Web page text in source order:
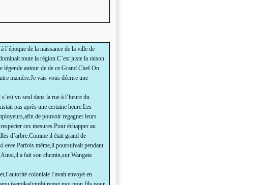
l´époque de la naissance de la ville de
toute la région.C´est juste la raison
légende autour de de ce Grand Chef.On
manière.Je vais vous décrire une
vu seul dans la rue à l´heure du
pas après une certaine heure.Les
de pouvoir regagner leurs
ces mesures.Pour échapper au
d´arbre.Comme il était grand de
même,il poursuivait pendant
a fait son chemin,sur Wangata
coloniale l´avait envoyé en